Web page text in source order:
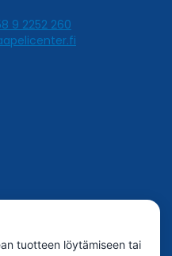
9 2252 260
tuotteen löytämiseen tai